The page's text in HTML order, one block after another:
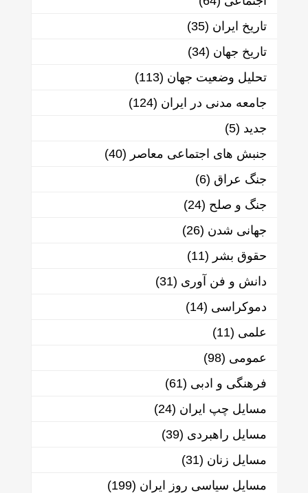
تاریخ ایران (35)
تاریخ جهان (34)
تحلیل وضعیت جهان (113)
جامعه مدنی در ایران (124)
جدید (5)
جنبش های اجتماعی معاصر (40)
جنگ عراق (6)
جنگ و صلح (24)
جهانی شدن (26)
حقوق بشر (11)
دانش و فن آوری (31)
دموکراسی (14)
علمی (11)
عمومی (98)
فرهنگی و ادبی (61)
مسایل چپ ایران (24)
مسایل راهبردی (39)
مسایل زنان (31)
مسایل سیاسی روز ایران (199)